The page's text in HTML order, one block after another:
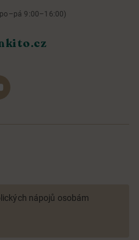
9:00–16:00)
nápojů osobám